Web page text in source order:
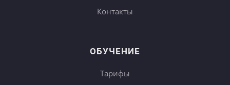
Контакты
ОБУЧЕНИЕ
Тарифы